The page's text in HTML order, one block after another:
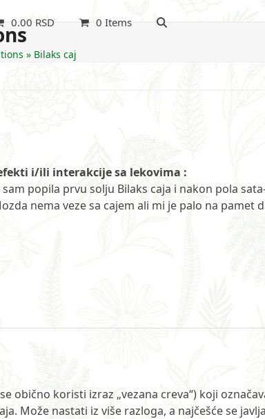
0.00 RSD 0 Items
» Bilaks caj
i/ili interakcije sa lekovima :
popila prvu solju Bilaks caja i nakon pola
nema veze sa cajem ali mi je palo na pamet
obično koristi izraz „vezana creva“) koji
Može nastati iz više razloga, a najčešće se javlja